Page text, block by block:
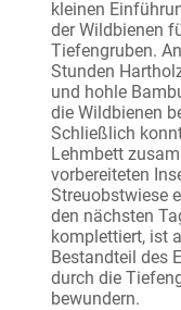
kleinen
der Wildbienen
Tiefengruben.
Stunden
und hohle
die Wildbienen
Schließlich
Lehmbett
vorbereiteten
Streuobstwiese
den nächsten
komplettiert, ist
Bestandteil des
durch die
bewundern.